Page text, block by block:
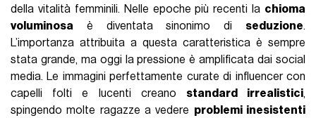
della vitalità femminili. Nelle epoche più recenti la chioma
voluminosa è diventata sinonimo di seduzione.
L’importanza attribuita a questa caratteristica è sempre
stata grande, ma oggi la pressione è amplificata dai social
media. Le immagini perfettamente curate di influencer con
capelli folti e lucenti creano standard irrealistici,
spingendo molte ragazze a vedere problemi inesistenti